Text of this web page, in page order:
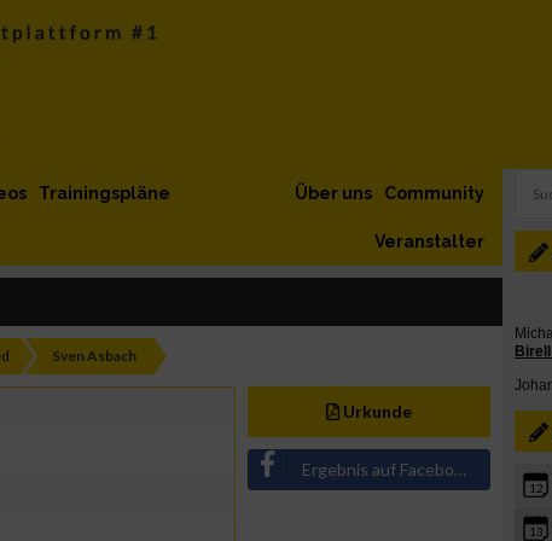
Trainingspläne Community
Über uns
Veranstalter
Sven Asbach
Urkunde
Ergebnis auf Facebook teilen
12
13